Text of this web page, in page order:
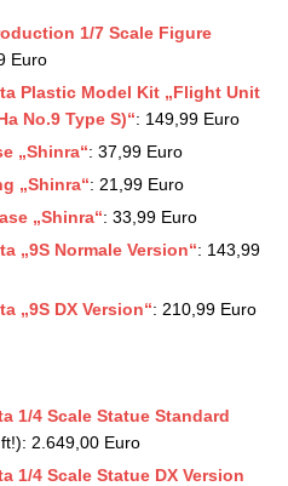
1/7 Scale Figure
Euro
Plastic Model Kit „Flight Unit
No.9 Type S)“: 149,99 Euro
„Shinra“: 37,99 Euro
„Shinra“: 21,99 Euro
„Shinra“: 33,99 Euro
„9S Normale Version“: 143,99
„9S DX Version“: 210,99 Euro
1/4 Scale Statue Standard
2.649,00 Euro
1/4 Scale Statue DX Version